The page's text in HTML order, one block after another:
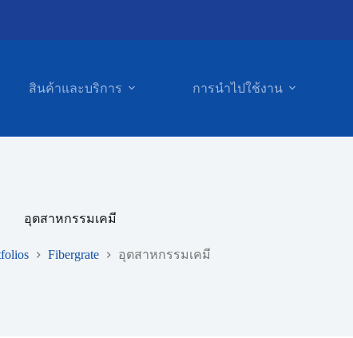
สินค้าและบริการ การนำไปใช้งาน
อุตสาหกรรมเคมี
Fibergrate อุตสาหกรรมเคมี